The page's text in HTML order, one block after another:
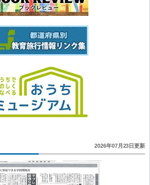
2026年07月23日更新